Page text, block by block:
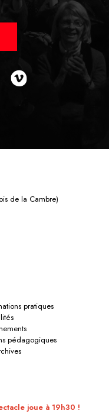
de la Cambre)
pratiques
pédagogiques
joue à 19h30 !